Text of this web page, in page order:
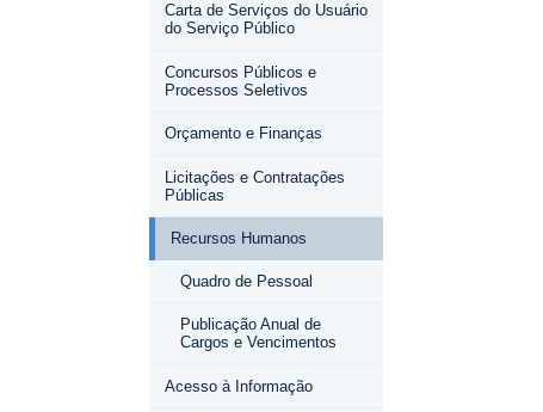
Carta de Serviços do Usuário
do Serviço Público
Concursos Públicos e
Processos Seletivos
Orçamento e Finanças
Licitações e Contratações
Públicas
Recursos Humanos
Quadro de Pessoal
Publicação Anual de
Cargos e Vencimentos
Acesso à Informação